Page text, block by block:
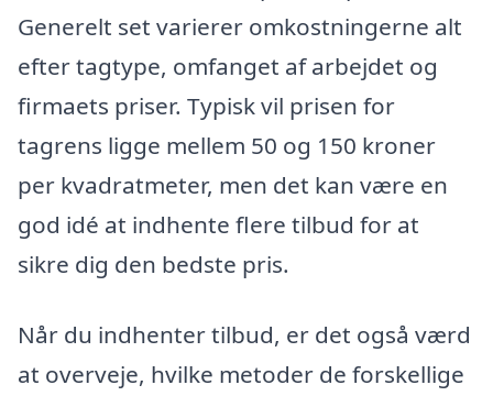
Generelt set varierer omkostningerne alt
efter tagtype, omfanget af arbejdet og
firmaets priser. Typisk vil prisen for
tagrens ligge mellem 50 og 150 kroner
per kvadratmeter, men det kan være en
god idé at indhente flere tilbud for at
sikre dig den bedste pris.
Når du indhenter tilbud, er det også værd
at overveje, hvilke metoder de forskellige